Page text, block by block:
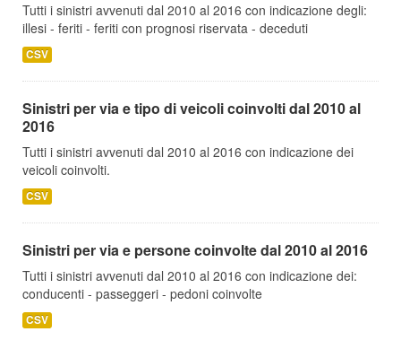
Tutti i sinistri avvenuti dal 2010 al 2016 con indicazione degli:
illesi - feriti - feriti con prognosi riservata - deceduti
CSV
Sinistri per via e tipo di veicoli coinvolti dal 2010 al
2016
Tutti i sinistri avvenuti dal 2010 al 2016 con indicazione dei
veicoli coinvolti.
CSV
Sinistri per via e persone coinvolte dal 2010 al 2016
Tutti i sinistri avvenuti dal 2010 al 2016 con indicazione dei:
conducenti - passeggeri - pedoni coinvolte
CSV